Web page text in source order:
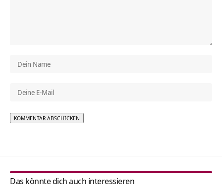
Das könnte dich auch interessieren